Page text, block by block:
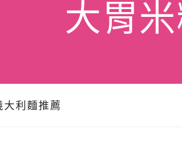
大胃
大利麵推薦